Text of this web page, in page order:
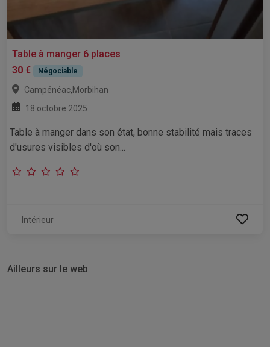
Table à manger 6 places
30 €
Négociable
Campénéac,Morbihan
18 octobre 2025
Table à manger dans son état, bonne stabilité mais traces
d'usures visibles d'où son...
Intérieur
Ailleurs sur le web